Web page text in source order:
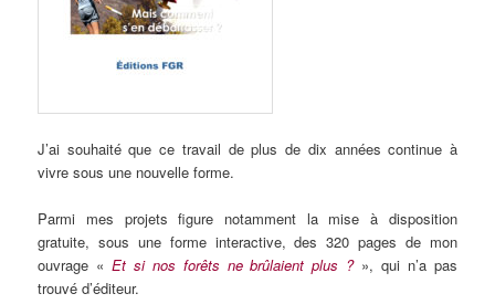
J’ai souhaité que ce travail de plus de dix années continue à
vivre sous une nouvelle forme.
Parmi mes projets figure notamment la mise à disposition
gratuite, sous une forme interactive, des 320 pages de mon
ouvrage « Et si nos forêts ne brûlaient plus ?», qui n’a pas
trouvé d’éditeur.